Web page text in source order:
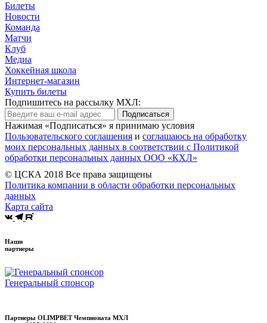
Билеты
Новости
Команда
Матчи
Клуб
Медиа
Хоккейная школа
Интернет-магазин
Купить билеты
Подпишитесь на рассылку МХЛ:
Подписаться
Нажимая «Подписаться» я принимаю условия
Пользовательского соглашения и соглашаюсь на обработку
моих персональных данных в соответствии с Политикой
обработки персональных данных ООО «КХЛ»
© ЦСКА 2018 Все права защищены
Политика компании в области обработки персональных
данных
Карта сайта
Наши
партнеры
Генеральный спонсор
Партнеры OLIMPBET Чемпионата МХЛ